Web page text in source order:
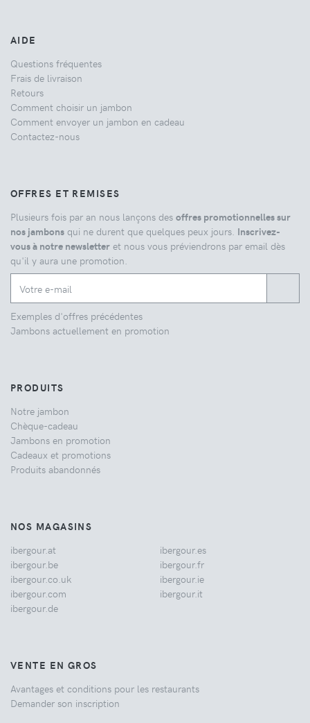
AIDE
Questions fréquentes
Frais de livraison
Retours
Comment choisir un jambon
Comment envoyer un jambon en cadeau
Contactez-nous
OFFRES ET REMISES
Plusieurs fois par an nous lançons des offres promotionnelles sur
nos jambons qui ne durent que quelques peux jours. Inscrivez-
vous à notre newsletter et nous vous préviendrons par email dès
qu'il y aura une promotion.
Exemples d'offres précédentes
Jambons actuellement en promotion
PRODUITS
Notre jambon
Chèque-cadeau
Jambons en promotion
Cadeaux et promotions
Produits abandonnés
NOS MAGASINS
ibergour.at
ibergour.be
ibergour.co.uk
ibergour.com
ibergour.de
ibergour.es
ibergour.fr
ibergour.ie
ibergour.it
VENTE EN GROS
Avantages et conditions pour les restaurants
Demander son inscription